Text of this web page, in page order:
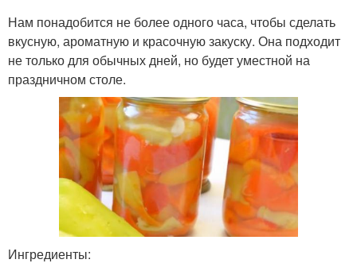
Нам понадобится не более одного часа, чтобы сделать
вкусную, ароматную и красочную закуску. Она подходит
не только для обычных дней, но будет уместной на
праздничном столе.
Ингредиенты: